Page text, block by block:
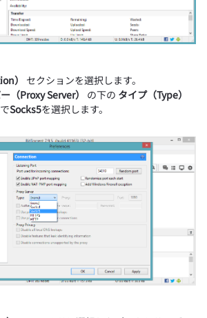
）
セクションを選択します。
（Proxy Server）
の下の タイプ（Type）
Socks5を選択します。